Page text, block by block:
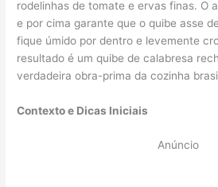
rodelinhas de tomate e ervas finas. O
e por cima garante que o quibe asse
fique úmido por dentro e levemente
resultado é um quibe de calabresa
verdadeira obra-prima da cozinha
Contexto e Dicas Iniciais
Anúncio